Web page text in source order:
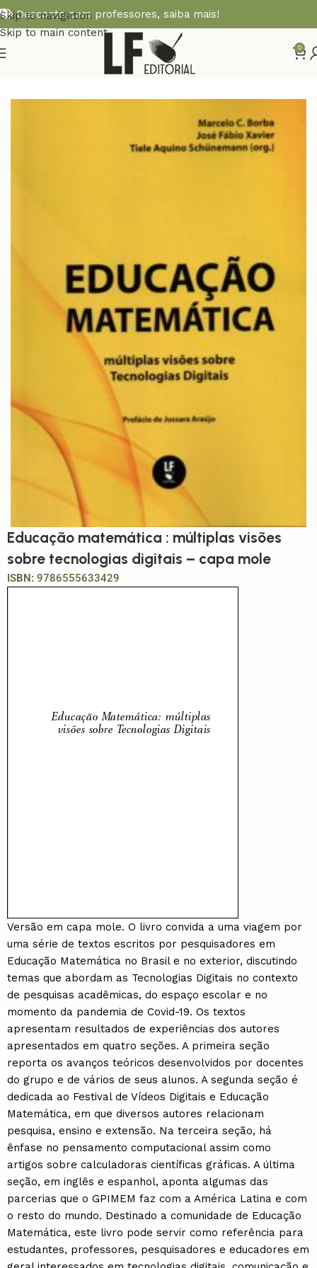
Skip to navigation
Skip to main content
Desconto para professores, saiba mais!
0
Início
Educação matemática : múltiplas visões
sobre tecnologias digitais – capa mole
ISBN: 9786555633429
Versão em capa mole. O livro convida a uma viagem por
uma série de textos escritos por pesquisadores em
Educação Matemática no Brasil e no exterior, discutindo
temas que abordam as Tecnologias Digitais no contexto
de pesquisas acadêmicas, do espaço escolar e no
momento da pandemia de Covid-19. Os textos
apresentam resultados de experiências dos autores
apresentados em quatro seções. A primeira seção
reporta os avanços teóricos desenvolvidos por docentes
do grupo e de vários de seus alunos. A segunda seção é
dedicada ao Festival de Vídeos Digitais e Educação
Matemática, em que diversos autores relacionam
pesquisa, ensino e extensão. Na terceira seção, há
ênfase no pensamento computacional assim como
artigos sobre calculadoras científicas gráficas. A última
seção, em inglês e espanhol, aponta algumas das
parcerias que o GPIMEM faz com a América Latina e com
o resto do mundo. Destinado a comunidade de Educação
Matemática, este livro pode servir como referência para
estudantes, professores, pesquisadores e educadores em